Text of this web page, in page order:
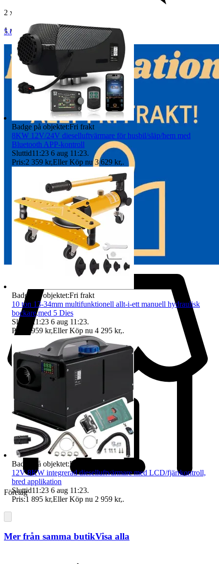
2 x Batterier
1 x Laddare
5.0
Företag
Badge på objektet:Fri frakt
8KW 12V/24V dieselluftvärmare för husbil/släp/hem med
Bluetooth APP-kontroll
Sluttid11:23 6 aug 11:23.
Pris:2 359 kr,Eller Köp nu 3 629 kr,.
Badge på objektet:Fri frakt
10 ton 13-34mm multifunktionell allt-i-ett manuell hydraulisk
bockare,med 5 Dies
Sluttid
11:23 6 aug 11:23.
Pris:
2 959 kr,Eller Köp nu 4 295 kr,.
Badge på objektet:Fri frakt
12V 8KW integrerad dieselluftvärmare med LCD/fjärrkontroll,
bred applikation
Sluttid11:23 6 aug 11:23.
Pris:1 895 kr,Eller Köp nu 2 959 kr,.
Mer från samma butikVisa alla